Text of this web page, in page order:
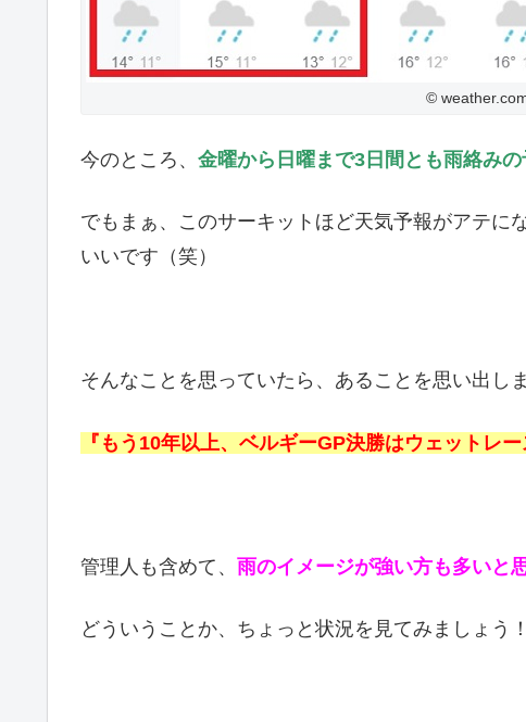
©
今のところ、 金曜から日曜まで3日間とも雨絡みの
でもまぁ、このサーキットほど天気予報がアテに
いいです（笑）
そんなことを思っていたら、あることを思い出しま
『もう10年以上、ベルギーGP決勝はウェットレー
管理人も含めて、 雨のイメージが強い方も多いと
どういうことか、ちょっと状況を見てみましょう！